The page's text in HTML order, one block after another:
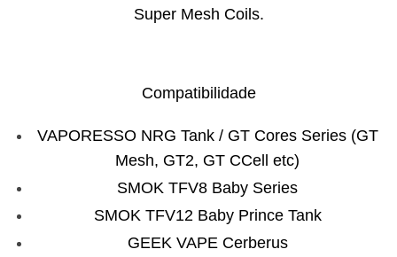
Super Mesh Coils.
Compatibilidade
VAPORESSO NRG Tank / GT Cores Series (GT
Mesh, GT2, GT CCell etc)
SMOK TFV8 Baby Series
SMOK TFV12 Baby Prince Tank
GEEK VAPE Cerberus